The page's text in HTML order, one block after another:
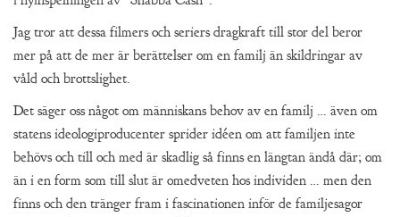
Jag tror att dessa filmers och seriers dragkraft till stor del beror
mer på att de mer är berättelser om en familj än skildringar av
våld och brottslighet.
Det säger oss något om människans behov av en familj … även om
statens ideologiproducenter sprider idéen om att familjen inte
behövs och till och med är skadlig så finns en längtan ändå där; om
än i en form som till slut är omedveten hos individen … men den
finns och den tränger fram i fascinationen inför de familjesagor